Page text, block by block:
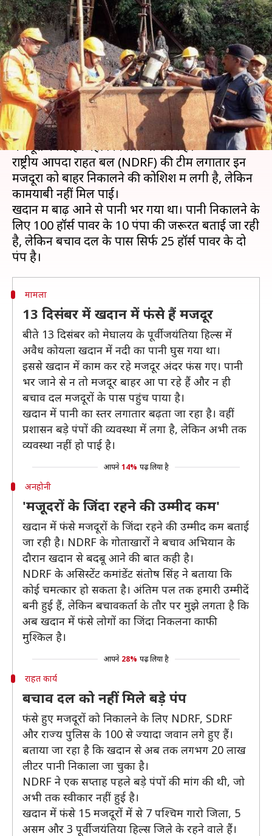
मेघालयः 15 दिन से खदान में फंसे हैं
15 मजदूर, राहत दल के पास
उपकरण नहीं
लेखन प्रमोद कुमार Dec 27, 2018 12:03 pm
क्या है खबर?
मेघालय में पिछले 15 दिनों से कोयला खदान में फंसे 15
मजदूरों को बाहर नहीं निकाला जा सका है।
राष्ट्रीय आपदा राहत बल (NDRF) की टीम लगातार इन
मजदूरों को बाहर निकालने की कोशिश में लगी है, लेकिन
कामयाबी नहीं मिल पाई।
खदान में बाढ़ आने से पानी भर गया था। पानी निकालने के
लिए 100 हॉर्स पावर के 10 पंपों की जरूरत बताई जा रही
है, लेकिन बचाव दल के पास सिर्फ 25 हॉर्स पावर के दो
मामला
13 दिसंबर में खदान में फंसे हैं मजदूर
बीते 13 दिसंबर को मेघालय के पूर्वी जयंतिया हिल्स में
अवैध कोयला खदान में नदी का पानी घुस गया था।
इससे खदान में काम कर रहे मजदूर अंदर फंस गए। पानी
भर जाने से न तो मजदूर बाहर आ पा रहे हैं और न ही
बचाव दल मजदूरों के पास पहुंच पाया है।
खदान में पानी का स्तर लगातार बढ़ता जा रहा है। वहीं
प्रशासन बड़े पंपों की व्यवस्था में लगा है, लेकिन अभी तक
व्यवस्था नहीं हो पाई है।
आपने 14% पढ़ लिया है
अनहोनी
'मजूदरों के जिंदा रहने की उम्मीद कम'
खदान में फंसे मजदूरों के जिंदा रहने की उम्मीद कम बताई
जा रही है। NDRF के गोताखारों ने बचाव अभियान के
दौरान खदान से बदबू आने की बात कही है।
NDRF के असिस्टेंट कमांडेंट संतोष सिंह ने बताया कि
कोई चमत्कार हो सकता है। अंतिम पल तक हमारी उम्मीदें
बनी हुई हैं, लेकिन बचावकर्ता के तौर पर मुझे लगता है कि
अब खदान में फंसे लोगों का जिंदा निकलना काफी
मुश्किल है।
आपने 28% पढ़ लिया है
राहत कार्य
बचाव दल को नहीं मिले बड़े पंप
फंसे हुए मजदूरों को निकालने के लिए NDRF, SDRF
और राज्य पुलिस के 100 से ज्यादा जवान लगे हुए हैं।
बताया जा रहा है कि खदान से अब तक लगभग 20 लाख
लीटर पानी निकाला जा चुका है।
NDRF ने एक सप्ताह पहले बड़े पंपों की मांग की थी, जो
अभी तक स्वीकार नहीं हुई है।
खदान में फंसे 15 मजदूरों में से 7 पश्चिम गारो जिला, 5
असम और 3 पूर्वी जयंतिया हिल्स जिले के रहने वाले हैं।